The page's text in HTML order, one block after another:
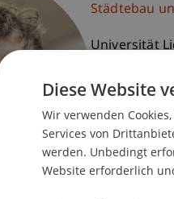
Städtebau
Universität
9490 Vaduz
Liechtenstein
T.
Diese Website
Wir verwenden
Services von
werden. Unbedingt
Website erforderlich